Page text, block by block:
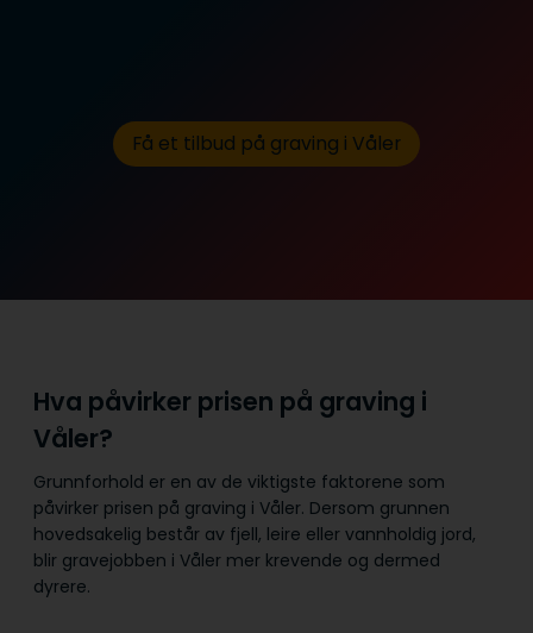
Få et tilbud på graving i Våler
Hva påvirker prisen på graving i
Våler?
Grunnforhold er en av de viktigste faktorene som
påvirker prisen på graving i Våler. Dersom grunnen
hovedsakelig består av fjell, leire eller vannholdig jord,
blir gravejobben i Våler mer krevende og dermed
dyrere.